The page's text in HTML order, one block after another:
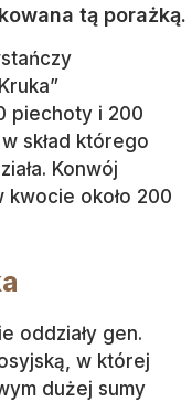
tą porażką.
piechoty i 200
skład którego
Konwój
kwocie około 200
oddziały gen.
w której
dużej sumy